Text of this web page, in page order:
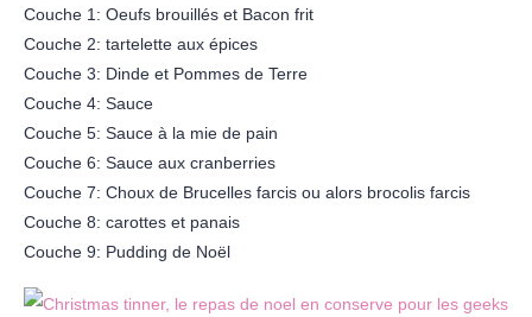
Couche 1: Oeufs brouillés et Bacon frit
Couche 2: tartelette aux épices
Couche 3: Dinde et Pommes de Terre
Couche 4: Sauce
Couche 5: Sauce à la mie de pain
Couche 6: Sauce aux cranberries
Couche 7: Choux de Brucelles farcis ou alors brocolis farcis
Couche 8: carottes et panais
Couche 9: Pudding de Noël